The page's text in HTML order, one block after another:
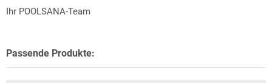
Ihr POOLSANA-Team
Passende Produkte: